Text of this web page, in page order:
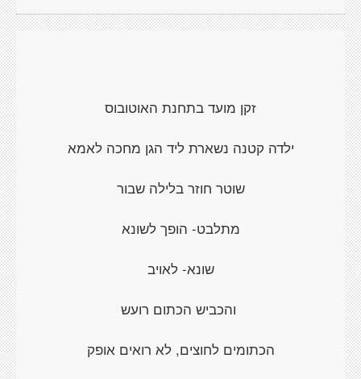
זקן מועד בתחנת האוטובוס
ילדה קטנה נשארת ליד הגן מחכה לאמא
שוטר חוזר בלילה שבור
מתלבט- הופך לשונא
שונא- לאויב
והכביש הכתום רועש
הכתומים לחוצים, לא רואים אופק